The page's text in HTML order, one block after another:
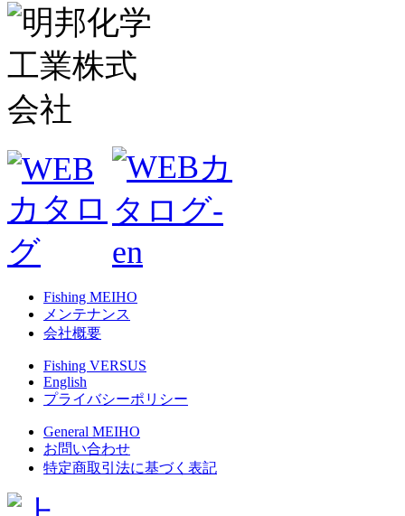
Fishing MEIHO
メンテナンス
会社概要
Fishing VERSUS
English
プライバシーポリシー
General MEIHO
お問い合わせ
特定商取引法に基づく表記